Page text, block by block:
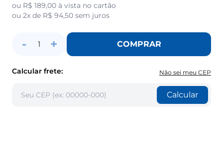
ou R$ 189,00 à vista no cartão
ou 2x de R$ 94,50 sem juros
- 1 + COMPRAR
Calcular frete: Não sei meu CEP
Calcular